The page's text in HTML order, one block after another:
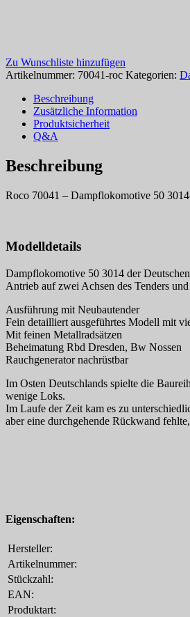
Zu Wunschliste hinzufügen
Artikelnummer: 70041-roc Kategorien:
Beschreibung
Zusätzliche Information
Produktsicherheit
Q&A
Beschreibung
Roco 70041 – Dampflokomotive 50
Modelldetails
Dampflokomotive 50 3014 der
Antrieb auf zwei Achsen des Tenders
Ausführung mit Neubautender
Fein detailliert ausgeführtes Modell mit
Mit feinen Metallradsätzen
Beheimatung Rbd Dresden, Bw Nossen
Rauchgenerator nachrüstbar
Im Osten Deutschlands spielte die
wenige Loks.
Im Laufe der Zeit kam es zu
aber eine durchgehende Rückwand
Eigenschaften:
Hersteller:
Artikelnummer:
Stückzahl:
EAN:
Produktart: